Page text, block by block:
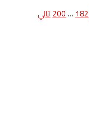
182
…
200تالي